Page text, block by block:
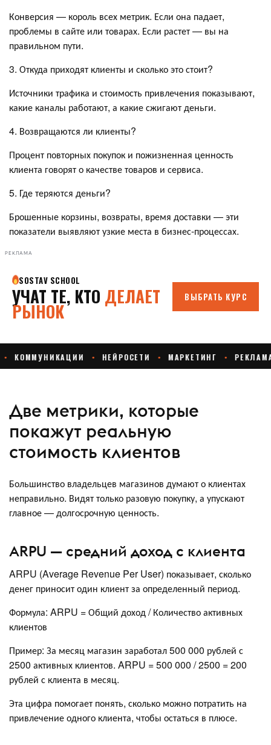
Конверсия — король всех метрик. Если она падает,
проблемы в сайте или товарах. Если растет — вы на
правильном пути.
3. Откуда приходят клиенты и сколько это стоит?
Источники трафика и стоимость привлечения показывают,
какие каналы работают, а какие сжигают деньги.
4. Возвращаются ли клиенты?
Процент повторных покупок и пожизненная ценность
клиента говорят о качестве товаров и сервиса.
5. Где теряются деньги?
Брошенные корзины, возвраты, время доставки — эти
показатели выявляют узкие места в бизнес-процессах.
РЕКЛАМА
Две метрики, которые
покажут реальную
стоимость клиентов
Большинство владельцев магазинов думают о клиентах
неправильно. Видят только разовую покупку, а упускают
главное — долгосрочную ценность.
ARPU — средний доход с клиента
ARPU (Average Revenue Per User) показывает, сколько
денег приносит один клиент за определенный период.
Формула: ARPU = Общий доход / Количество активных
клиентов
Пример: За месяц магазин заработал 500 000 рублей с
2500 активных клиентов. ARPU = 500 000 / 2500 = 200
рублей с клиента в месяц.
Эта цифра помогает понять, сколько можно потратить на
привлечение одного клиента, чтобы остаться в плюсе.